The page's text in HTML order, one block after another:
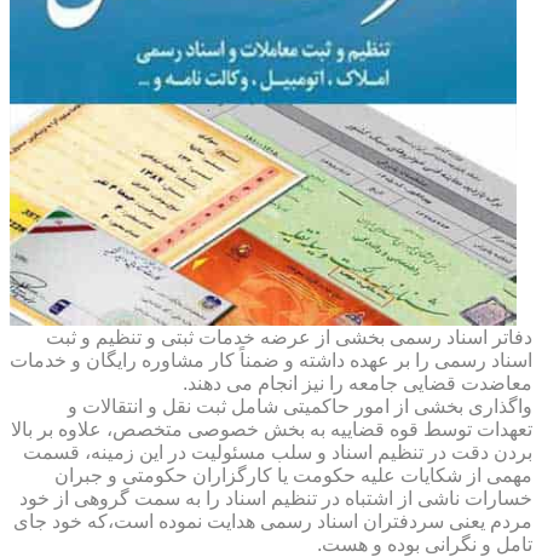
دفاتر اسناد رسمی بخشی از عرضه خدمات ثبتی و تنظیم و ثبت
اسناد رسمی را بر عهده داشته و ضمناً کار مشاوره رایگان و خدمات
معاضدت قضایی جامعه را نیز انجام می دهند.
واگذاری بخشی از امور حاکمیتی شامل ثبت نقل و انتقالات و
تعهدات توسط قوه قضاییه به بخش خصوصی متخصص، علاوه بر بالا
بردن دقت در تنظیم اسناد و سلب مسئولیت در این زمینه، قسمت
مهمی از شکایات علیه حکومت یا کارگزاران حکومتی و جبران
خسارات ناشی از اشتباه در تنظیم اسناد را به سمت گروهی از خود
مردم یعنی سردفتران اسناد رسمی هدایت نموده است،که خود جای
تامل و نگرانی بوده و هست.